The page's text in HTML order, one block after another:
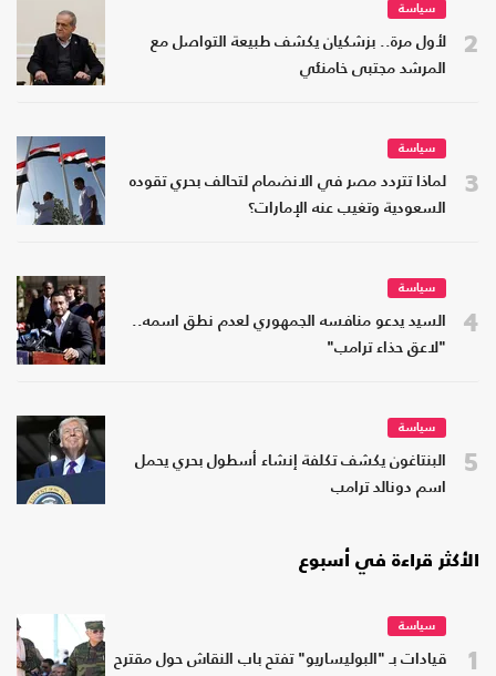
2
سياسة
لأول مرة.. بزشكيان يكشف طبيعة التواصل مع
المرشد مجتبى خامنئي
3
سياسة
لماذا تتردد مصر في الانضمام لتحالف بحري تقوده
السعودية وتغيب عنه الإمارات؟
4
سياسة
السيد يدعو منافسه الجمهوري لعدم نطق اسمه..
"لاعق حذاء ترامب"
5
سياسة
البنتاغون يكشف تكلفة إنشاء أسطول بحري يحمل
اسم دونالد ترامب
الأكثر قراءة في أسبوع
1
سياسة
قيادات بـ "البوليساريو" تفتح باب النقاش حول مقترح